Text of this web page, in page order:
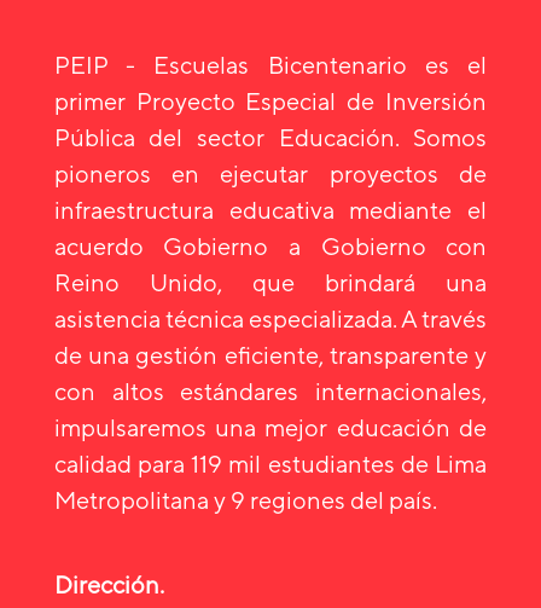
PEIP - Escuelas Bicentenario es el
primer Proyecto Especial de Inversión
Pública del sector Educación. Somos
pioneros en ejecutar proyectos de
infraestructura educativa mediante el
acuerdo Gobierno a Gobierno con
Reino Unido, que brindará una
asistencia técnica especializada. A través
de una gestión eficiente, transparente y
con altos estándares internacionales,
impulsaremos una mejor educación de
calidad para 119 mil estudiantes de Lima
Metropolitana y 9 regiones del país.
Dirección.